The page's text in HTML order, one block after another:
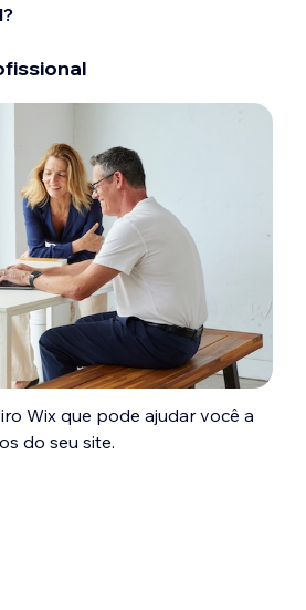
Wix que pode ajudar você a
do seu site.